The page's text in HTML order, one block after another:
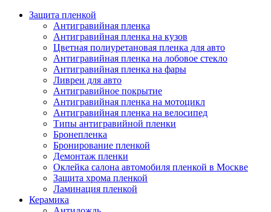
Защита пленкой
Антигравийная пленка
Антигравийная пленка на кузов
Цветная полиуретановая пленка для авто
Антигравийная пленка на лобовое стекло
Антигравийная пленка на фары
Ливреи для авто
Антигравийное покрытие
Антигравийная пленка на мотоцикл
Антигравийная пленка на велосипед
Типы антигравийной пленки
Бронепленка
Бронирование пленкой
Демонтаж пленки
Оклейка салона автомобиля пленкой в Москве
Защита хрома пленкой
Ламинация пленкой
Керамика